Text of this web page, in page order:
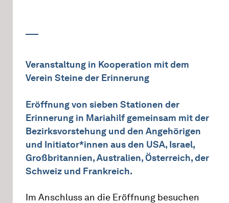
Veranstaltung in Kooperation mit dem
Verein Steine der Erinnerung
Eröffnung von sieben Stationen der
Erinnerung in Mariahilf gemeinsam mit der
Bezirksvorstehung und den Angehörigen
und Initiator*innen aus den USA, Israel,
Großbritannien, Australien, Österreich, der
Schweiz und Frankreich.
Im Anschluss an die Eröffnung besuchen